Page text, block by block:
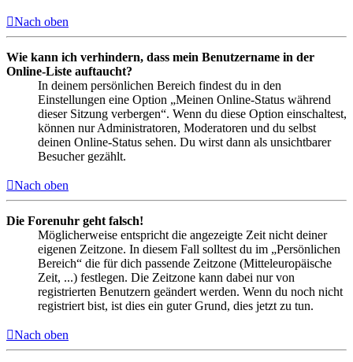
Nach oben
Wie kann ich verhindern, dass mein Benutzername in der
Online-Liste auftaucht?
In deinem persönlichen Bereich findest du in den
Einstellungen eine Option „Meinen Online-Status während
dieser Sitzung verbergen“. Wenn du diese Option einschaltest,
können nur Administratoren, Moderatoren und du selbst
deinen Online-Status sehen. Du wirst dann als unsichtbarer
Besucher gezählt.
Nach oben
Die Forenuhr geht falsch!
Möglicherweise entspricht die angezeigte Zeit nicht deiner
eigenen Zeitzone. In diesem Fall solltest du im „Persönlichen
Bereich“ die für dich passende Zeitzone (Mitteleuropäische
Zeit, ...) festlegen. Die Zeitzone kann dabei nur von
registrierten Benutzern geändert werden. Wenn du noch nicht
registriert bist, ist dies ein guter Grund, dies jetzt zu tun.
Nach oben